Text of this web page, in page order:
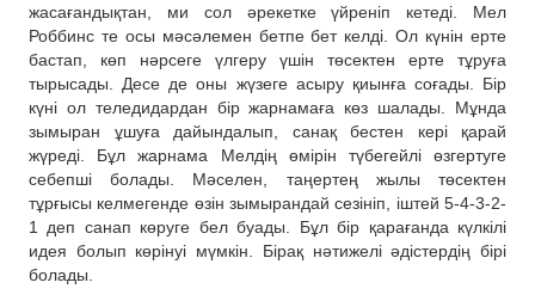
жасағандықтан, ми сол әрекетке үйреніп кетеді. Мел
Роббинс те осы мәсәлемен бетпе бет келді. Ол күнін ерте
бастап, көп нәрсеге үлгеру үшін төсектен ерте тұруға
тырысады. Десе де оны жүзеге асыру қиынға соғады. Бір
күні ол теледидардан бір жарнамаға көз шалады. Мұнда
зымыран ұшуға дайындалып, санақ бестен кері қарай
жүреді. Бұл жарнама Мелдің өмірін түбегейлі өзгертуге
себепші болады. Мәселен, таңертең жылы төсектен
тұрғысы келмегенде өзін зымырандай сезініп, іштей 5-4-3-2-
1 деп санап көруге бел буады. Бұл бір қарағанда күлкілі
идея болып көрінуі мүмкін. Бірақ нәтижелі әдістердің бірі
болады.